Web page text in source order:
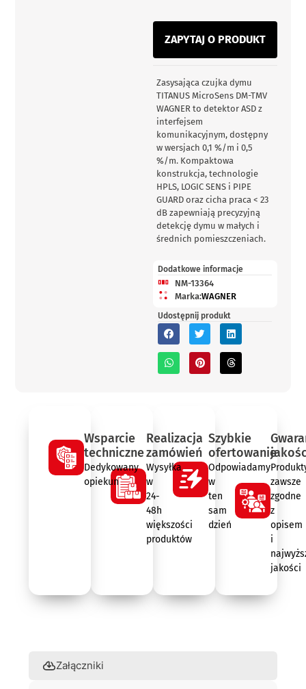
ZAPYTAJ O PRODUKT
Zasysająca czujka dymu
TITANUS MicroSens DM-TMV
WAGNER to detektor ASD z
interfejsem
komunikacyjnym, dostępny
w wersjach 0,1 %/m i 0,5
%/m. Kompaktowa
konstrukcja, technologie
HPLS, LOGIC SENS i PIPE
GUARD oraz cicha praca < 23
dB zapewniają precyzyjną
detekcję dymu w małych i
średnich pomieszczeniach.
Dodatkowe informacje
NM-13364
Marka:WAGNER
Udostępnij produkt
Wsparcie
techniczne
Dedykowany
opiekun
Realizacja
zamówień
Wysyłka
w
24-
48h
większości
produktów
Szybkie
ofertowanie
Odpowiadamy
w
ten
sam
dzień
zawsze
zgodne
z
opisem
i
jakości
Załączniki